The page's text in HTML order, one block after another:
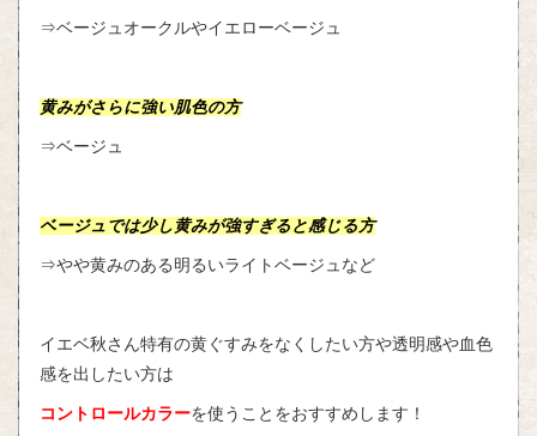
⇒ベージュオークルやイエローベージュ
黄みがさらに強い肌色の方
⇒ベージュ
ベージュでは少し黄みが強すぎると感じる方
⇒やや黄みのある明るいライトベージュなど
イエベ秋さん特有の黄ぐすみをなくしたい方や透明感や血色
感を出したい方は
コントロールカラーを使うことをおすすめします！